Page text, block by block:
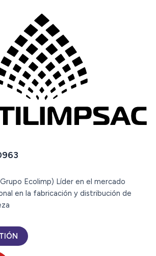
Ecolimp) Líder en el mercado
en la fabricación y distribución de